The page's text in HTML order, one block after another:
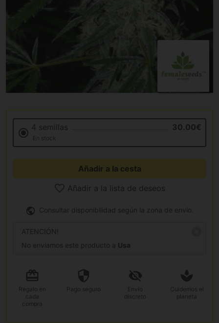
4 semillas 30.00€
En stock
Añadir a la cesta
Añadir a la lista de deseos
Consultar disponibilidad según la zona de envío.
ATENCIÓN!
No enviamos este producto a Usa
Regalo en
cada
compra
Pago seguro
Envío
discreto
Cuidemos el
planeta